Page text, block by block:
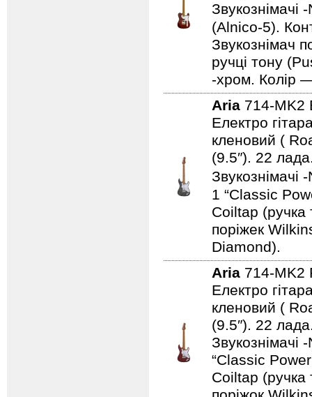
(Alnico-5).
Звукознімач
ручці тону
-хром. Колір
Aria 714-MK2
Електро
кленовий (
(9.5″). 22
1 “Classic
Coiltap (ручка
поріжек
Diamond).
Aria 714-MK2
Електро
кленовий (
(9.5″). 22
“Classic
Coiltap (ручка